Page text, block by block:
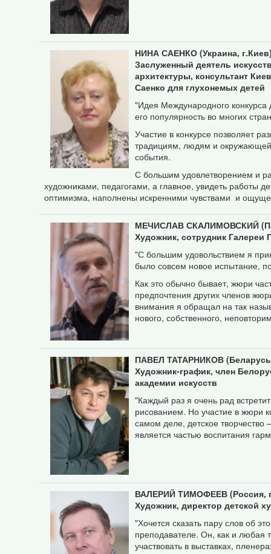
НИНА САЕНКО (Украина,
Заслуженный деятель
архитектуры, консультант
Саенко для глухонемых детей
"Идея Международного конкурса
его популярность во многих
Участие в конкурсе позволяет
традициям, людям и окружающей
события.
С большим удовлетворением и
художниками, педагогами, а главное, увидеть работы
оптимизма, наполнены искренними чувствами и
МЕЧИСЛАВ СКАЛИМОВСКИЙ
Художник, сотрудник Галереи
"С большим удовольствием я
было совсем новое испытание,
Как это обычно бывает, жюри
предпочтения других членов
внимания я обращал на так
нового, собственного,
ПАВЕЛ ТАТАРНИКОВ
Художник-график, член
академии искусств
"Каждый раз я очень рад
рисованием. Но участие в жюри
самом деле, детское
является частью воспитания
ВАЛЕРИЙ ТИМОФЕЕВ (Россия,
Художник, директор детской
"Хочется сказать пару слов об
преподавателе. Он, как и любая
участвовать в выставках,